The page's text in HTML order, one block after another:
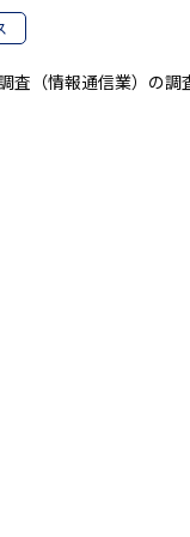
査（情報通信業）の